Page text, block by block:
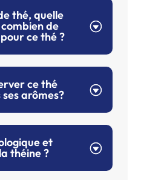
thé, quelle
de
ce thé ?
ce thé
arômes?
et
théine ?